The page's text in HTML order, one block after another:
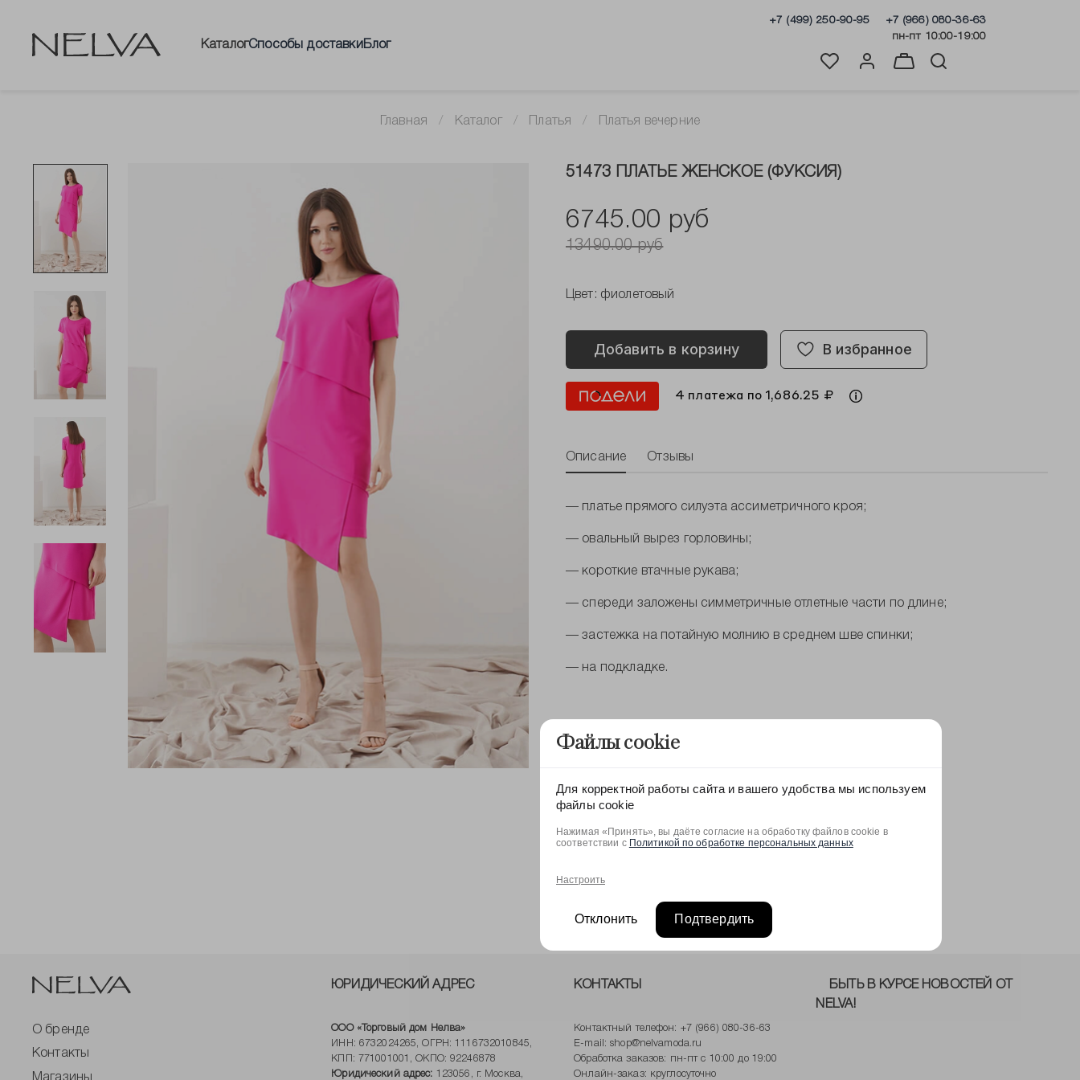
КаталогСпособы доставки Блог
+7 (499) 250-90-95
+7 (966) 080-36-63
пн-пт 10:00-19:00
Главная Каталог Платья Платья вечерние
51473 ПЛАТЬЕ ЖЕНСКОЕ (ФУКСИЯ)
6745.00 руб
13490.00 руб
Цвет: фиолетовый
Добавить в корзину В избранное
4 платежа по 1,686.25 ₽
Описание Отзывы
— платье прямого силуэта ассиметричного кроя;
— овальный вырез горловины;
— короткие втачные рукава;
— спереди заложены симметричные отлетные части по длине;
— застежка на потайную молнию в среднем шве спинки;
— на подкладке.
Оставить отзыв
О бренде
Контакты
Магазины
КОНТАКТЫ
Контактный телефон: +7 (966) 080-36-63
E-mail:shop@nelvamoda.ru
Обработка заказов: пн-пт с 10:00 до 19:00
Онлайн-заказ: круглосуточно
ЮРИДИЧЕСКИЙ АДРЕС
ООО «Торговый дом Нелва»
ИНН: 6732024265, ОГРН: 1116732010845,
КПП: 771001001, ОКПО: 92246878
Юридический адрес: 123056, г. Москва,
БЫТЬ В КУРСЕ НОВОСТЕЙ ОТ
NELVA!
Файлы cookie
Для корректной работы сайта и вашего удобства мы используем
файлы cookie
Нажимая «Принять», вы даёте согласие на обработку файлов cookie в
соответствии с Политикой по обработке персональных данных
Настроить
Отклонить Подтвердить